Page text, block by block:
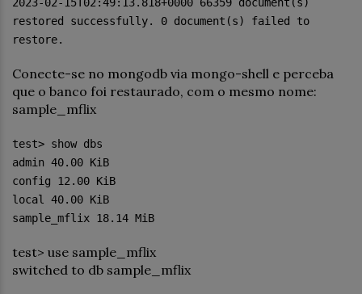
restored successfully. 0 document(s) failed to
restore.
Conecte-se no mongodb via mongo-shell e perceba
que o banco foi restaurado, com o mesmo nome:
sample_mflix
test> show dbs
admin 40.00 KiB
config 12.00 KiB
local 40.00 KiB
sample_mflix 18.14 MiB
test> use sample_mflix
switched to db sample_mflix